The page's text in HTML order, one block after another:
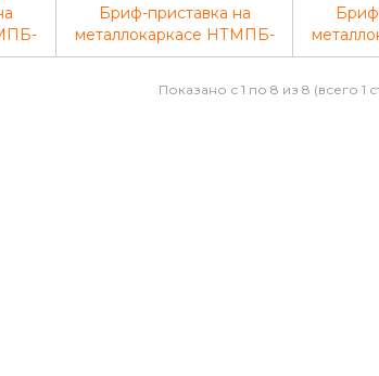
Бриф-приставка на
металлокаркасе НТМПБ-
П-709 Дуб сафари/
П-
Показано с 1 по 8 из 8 (всего 1